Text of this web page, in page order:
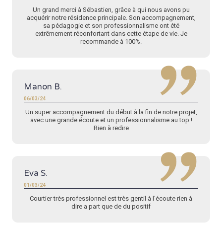
Un grand merci à Sébastien, grâce à qui nous avons pu
acquérir notre résidence principale. Son accompagnement,
sa pédagogie et son professionnalisme ont été
extrêmement réconfortant dans cette étape de vie. Je
recommande à 100%.
Manon B.
06/03/24
Un super accompagnement du début à la fin de notre projet,
avec une grande écoute et un professionnalisme au top !
Rien à redire
Eva S.
01/03/24
Courtier très professionnel est très gentil à l'écoute rien à
dire a part que de du positif